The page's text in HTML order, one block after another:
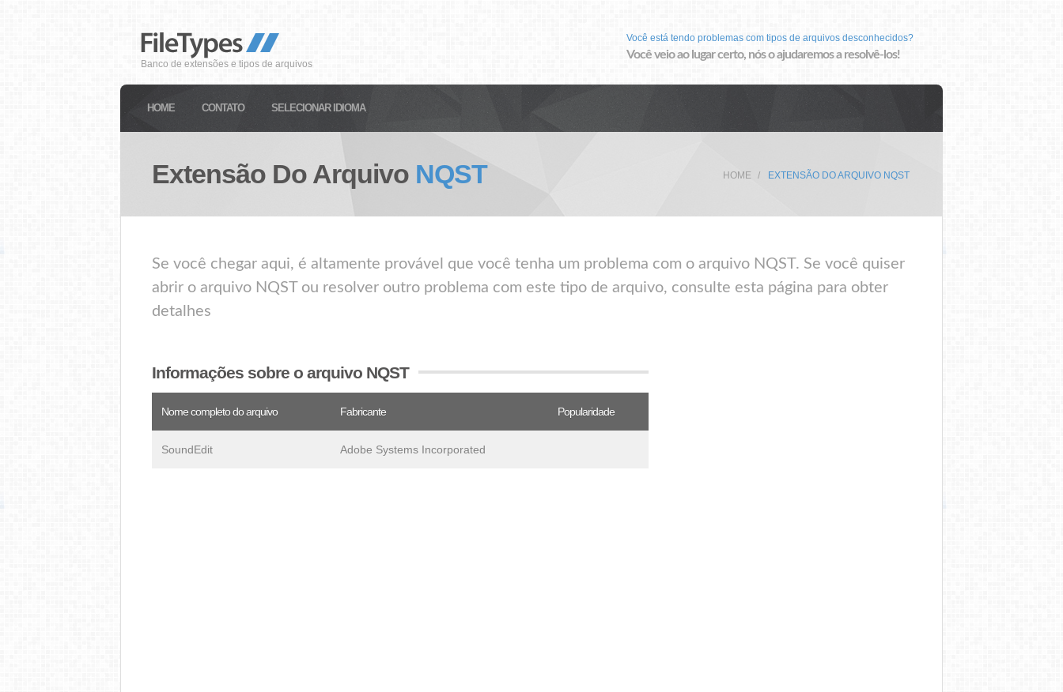
Banco de extensões e tipos de arquivos
Você está tendo problemas com tipos de arquivos desconhecidos?
Você veio ao lugar certo, nós o ajudaremos a resolvê-los!
HOME CONTATO SELECIONAR IDIOMA
Extensão Do Arquivo NQST HOME EXTENSÃO DO ARQUIVO NQST
Se você chegar aqui, é altamente provável que você tenha um problema com o arquivo NQST. Se você quiser
abrir o arquivo NQST ou resolver outro problema com este tipo de arquivo, consulte esta página para obter
detalhes
Informações sobre o arquivo NQST
Nome completo do arquivo Fabricante Popularidade
SoundEdit Adobe Systems Incorporated